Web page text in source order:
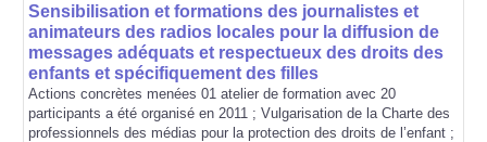
Sensibilisation et formations des journalistes et
animateurs des radios locales pour la diffusion de
messages adéquats et respectueux des droits des
enfants et spécifiquement des filles
Actions concrètes menées 01 atelier de formation avec 20
participants a été organisé en 2011 ; Vulgarisation de la Charte des
professionnels des médias pour la protection des droits de l’enfant ;